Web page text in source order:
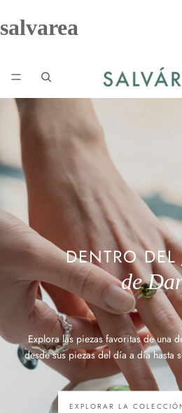
salvarea
DENTRO DEL
de
Explora las piezas favoritas de una
desde sus piezas del día a día hasta
EXPLORAR LA